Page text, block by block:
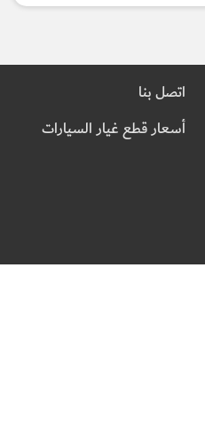
اتصل بنا
أسعار قطع غيار السيارات